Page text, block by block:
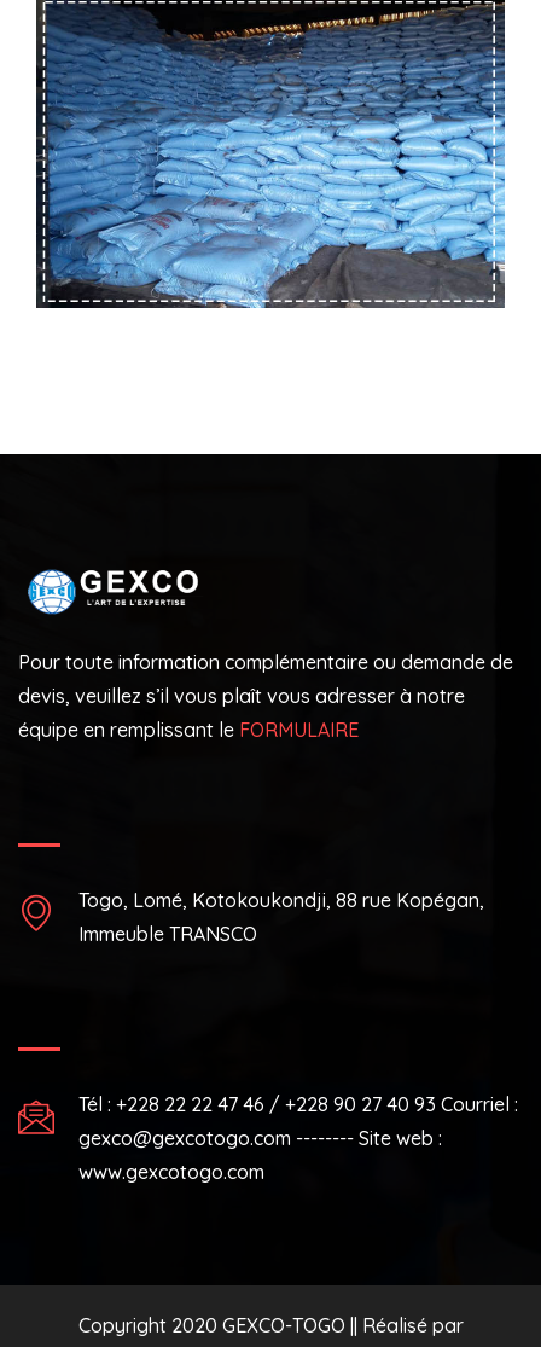
Pour toute information complémentaire ou demande de
devis, veuillez s’il vous plaît vous adresser à notre
équipe en remplissant le FORMULAIRE
Togo, Lomé, Kotokoukondji, 88 rue Kopégan,
Immeuble TRANSCO
Tél : +228 22 22 47 46 / +228 90 27 40 93 Courriel :
gexco@gexcotogo.com -------- Site web :
www.gexcotogo.com
Copyright 2020 GEXCO-TOGO || Réalisé par